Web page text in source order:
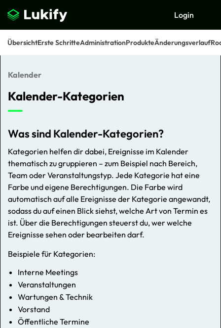
Login
ÜbersichtErste SchritteAdministrationProdukteÄnderungsverlauf
Suchen
Kalender
Kalender-Kategorien
Was sind Kalender-Kategorien?
Kategorien helfen dir dabei, Ereignisse im Kalender
thematisch zu gruppieren – zum Beispiel nach Bereich,
Team oder Veranstaltungstyp. Jede Kategorie hat eine
Farbe und eigene Berechtigungen. Die Farbe wird
automatisch auf alle Ereignisse der Kategorie angewandt,
sodass du auf einen Blick siehst, welche Art von Termin es
ist. Über die Berechtigungen steuerst du, wer welche
Ereignisse sehen oder bearbeiten darf.
Beispiele für Kategorien:
Interne Meetings
Veranstaltungen
Wartungen & Technik
Vorstand
Öffentliche Termine